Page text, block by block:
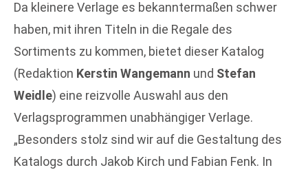
Da kleinere Verlage es bekanntermaßen schwer
haben, mit ihren Titeln in die Regale des
Sortiments zu kommen, bietet dieser Katalog
(Redaktion Kerstin Wangemann und Stefan
Weidle) eine reizvolle Auswahl aus den
Verlagsprogrammen unabhängiger Verlage.
„Besonders stolz sind wir auf die Gestaltung des
Katalogs durch Jakob Kirch und Fabian Fenk. In